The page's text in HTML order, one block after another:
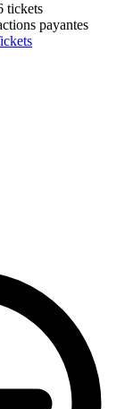
tickets
payantes